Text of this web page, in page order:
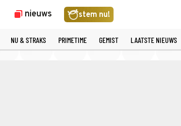
nieuws stem nu!
NU & STRAKS PRIMETIME GEMIST LAATSTE NIEUWS